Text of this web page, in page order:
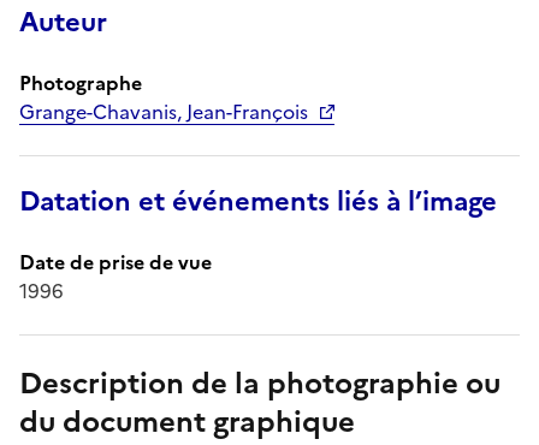
Auteur
Photographe
Grange-Chavanis, Jean-François
Datation et événements liés à l’image
Date de prise de vue
1996
Description de la photographie ou
du document graphique